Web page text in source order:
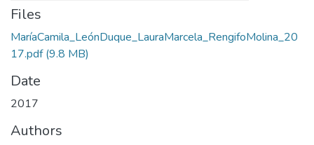
Files
MaríaCamila_LeónDuque_LauraMarcela_RengifoMolina_20
17.pdf(9.8 MB)
Date
2017
Authors